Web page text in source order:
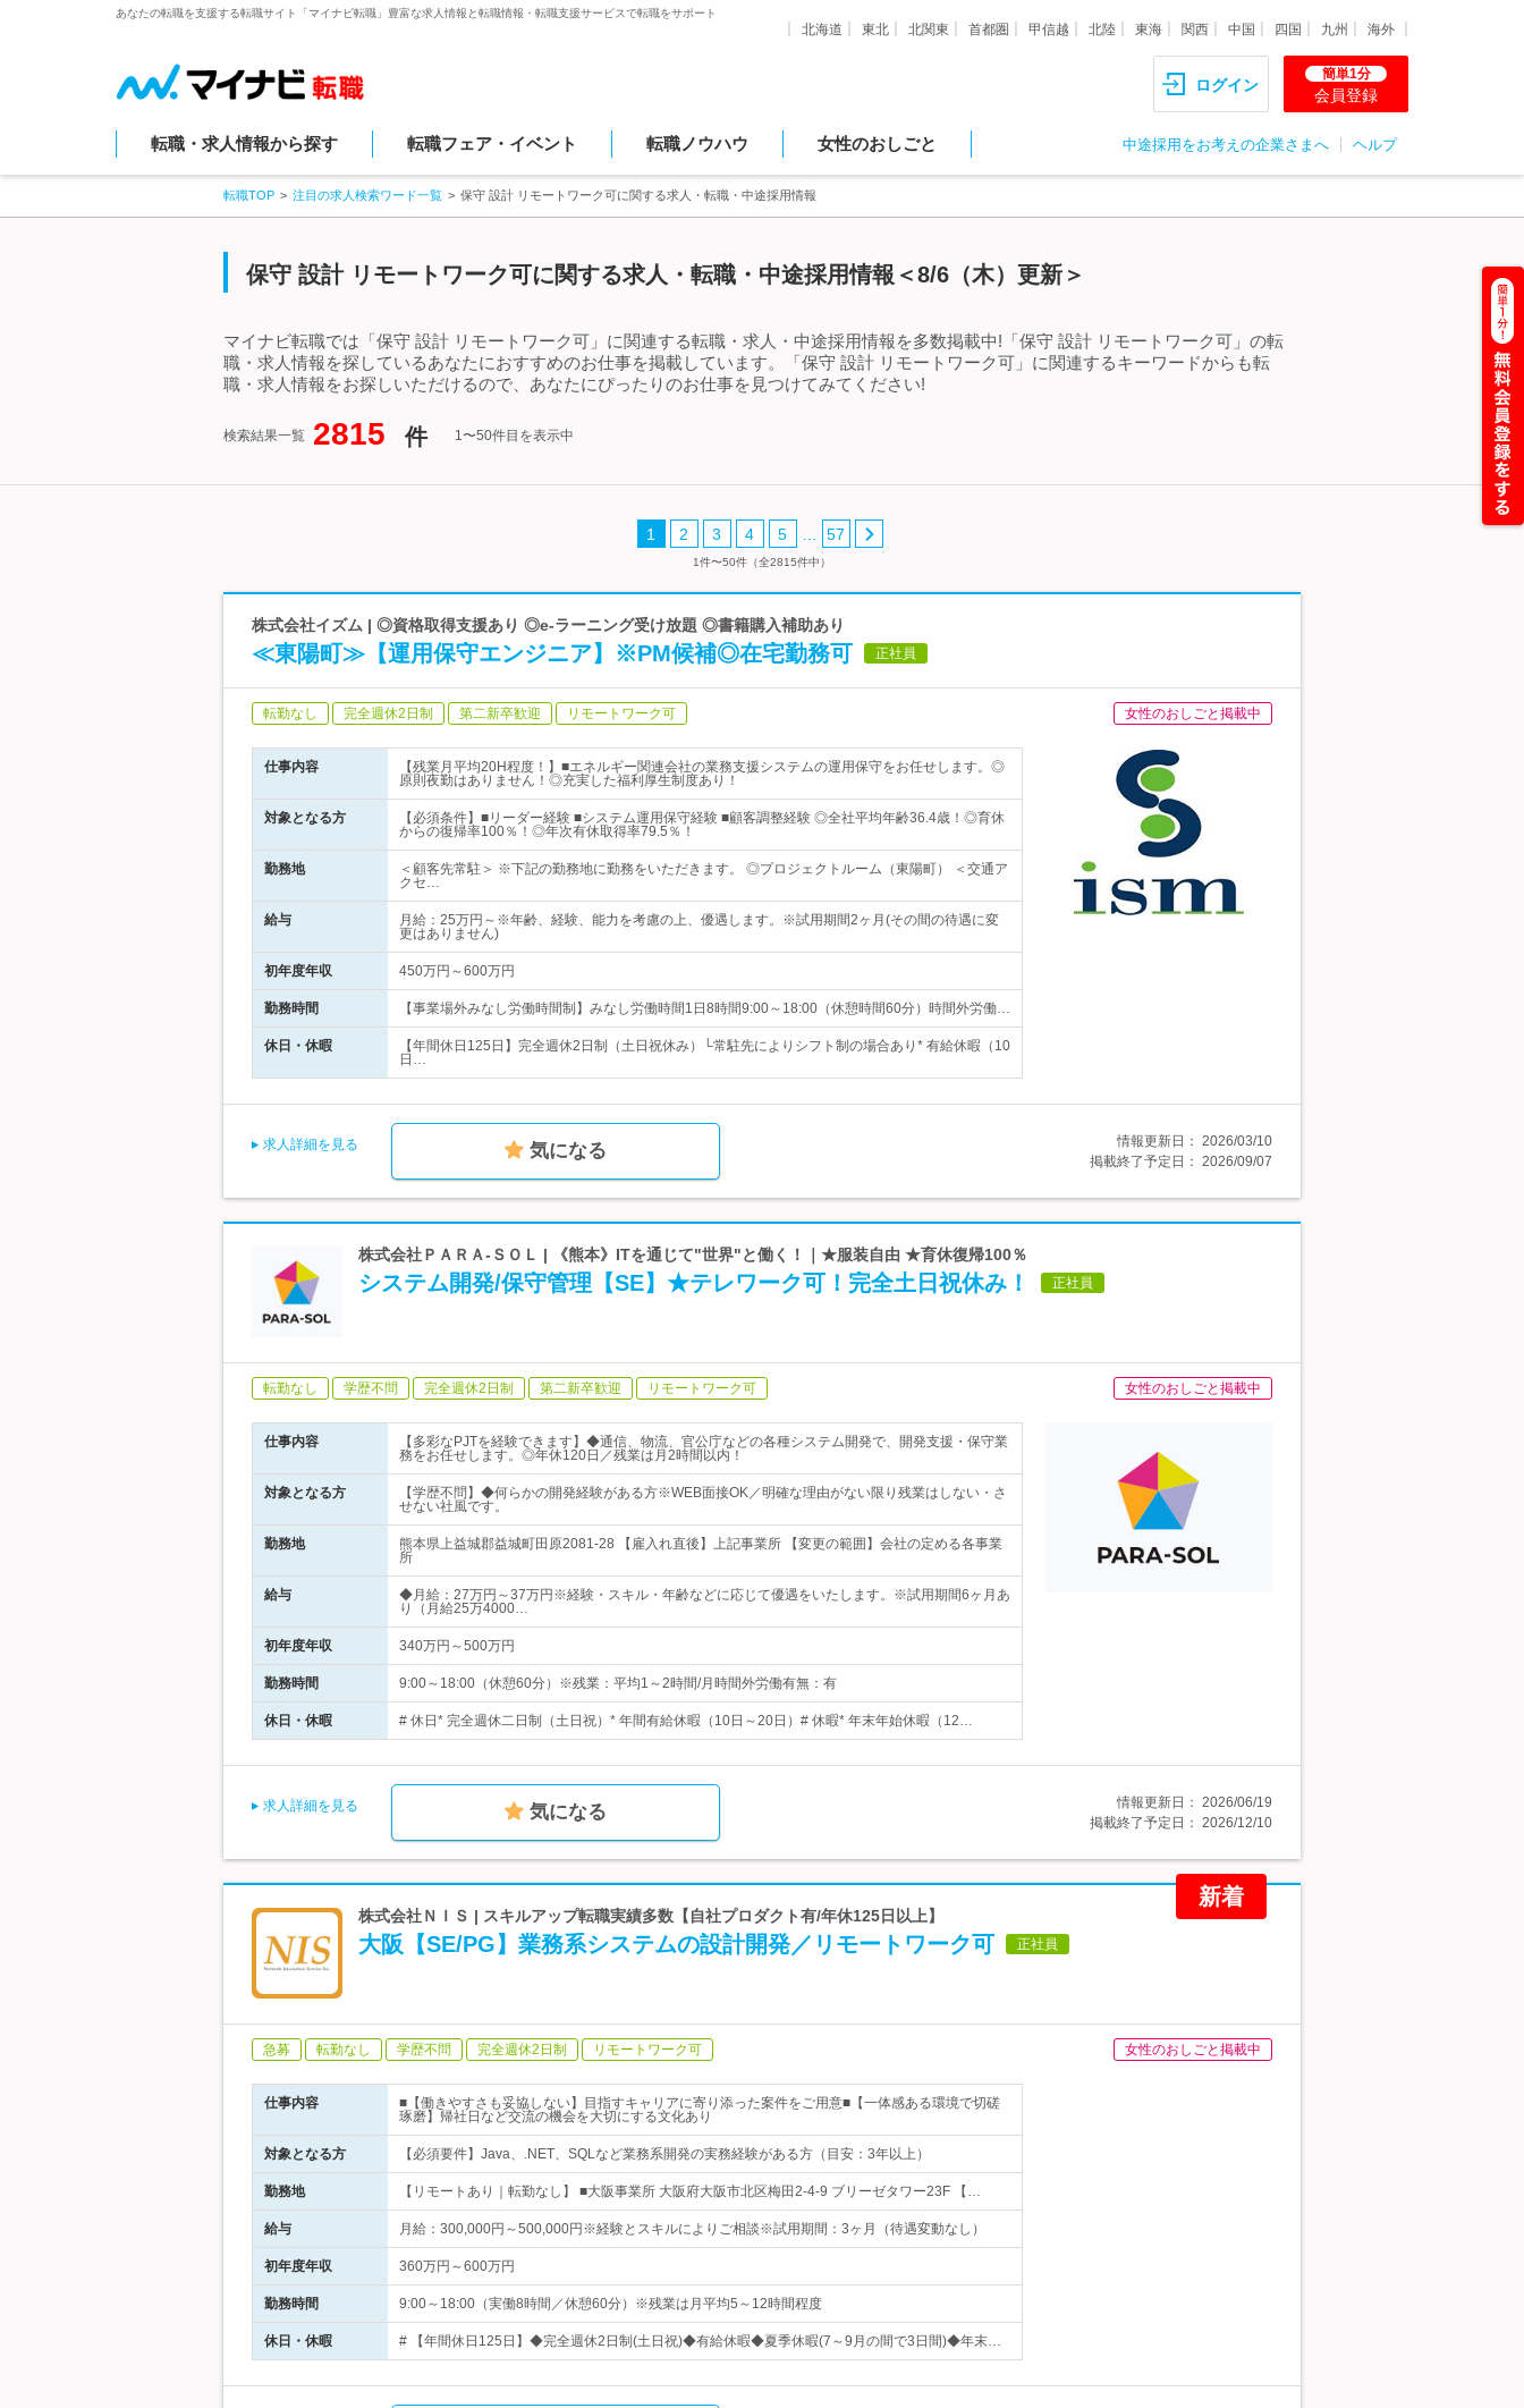
あなたの転職を支援する転職サイト「マイナビ転職」豊富な求人情報と転職情報・転職支援サービスで転職をサポート
北海道 東北 北関東 首都圏 甲信越 北陸 東海 関西 中国 四国 九州 海外
ログイン
簡単1分
会員登録
転職・求人情報から探す 転職フェア・イベント 転職ノウハウ 女性のおしごと 中途採用をお考えの企業さまへ ヘルプ
転職TOP 注目の求人検索ワード一覧 保守 設計 リモートワーク可に関する求人・転職・中途採用情報
保守 設計 リモートワーク可に関する求人・転職・中途採用情報＜8/6（木）更新＞
マイナビ転職では「保守 設計 リモートワーク可」に関連する転職・求人・中途採用情報を多数掲載中!「保守 設計 リモートワーク可」の転
職・求人情報を探しているあなたにおすすめのお仕事を掲載しています。「保守 設計 リモートワーク可」に関連するキーワードからも転
職・求人情報をお探しいただけるので、あなたにぴったりのお仕事を見つけてみてください!
検索結果一覧 2815 件 1〜50件目を表示中
1 2 3 4 5 57
1件〜50件（全2815件中）
株式会社イズム | ◎資格取得支援あり ◎e-ラーニング受け放題 ◎書籍購入補助あり
≪東陽町≫【運用保守エンジニア】※PM候補◎在宅勤務可 正社員
転勤なし 完全週休2日制 第二新卒歓迎 リモートワーク可 女性のおしごと掲載中
仕事内容
【残業月平均20H程度！】■エネルギー関連会社の業務支援システムの運用保守をお任せします。◎
原則夜勤はありません！◎充実した福利厚生制度あり！
対象となる方
【必須条件】■リーダー経験 ■システム運用保守経験 ■顧客調整経験 ◎全社平均年齢36.4歳！◎育休
からの復帰率100％！◎年次有休取得率79.5％！
勤務地
＜顧客先常駐＞ ※下記の勤務地に勤務をいただきます。 ◎プロジェクトルーム（東陽町） ＜交通ア
クセ…
給与
月給：25万円～※年齢、経験、能力を考慮の上、優遇します。※試用期間2ヶ月(その間の待遇に変
更はありません)
初年度年収 450万円～600万円
勤務時間 【事業場外みなし労働時間制】みなし労働時間1日8時間9:00～18:00（休憩時間60分）時間外労働…
休日・休暇
【年間休日125日】完全週休2日制（土日祝休み）└常駐先によりシフト制の場合あり* 有給休暇（10
日…
求人詳細を見る 気になる 情報更新日： 2026/03/10
掲載終了予定日： 2026/09/07
株式会社ＰＡＲＡ‐ＳＯＬ | 《熊本》ITを通じて"世界"と働く！｜★服装自由 ★育休復帰100％
システム開発/保守管理【SE】★テレワーク可！完全土日祝休み！ 正社員
転勤なし 学歴不問 完全週休2日制 第二新卒歓迎 リモートワーク可 女性のおしごと掲載中
仕事内容
【多彩なPJTを経験できます】◆通信、物流、官公庁などの各種システム開発で、開発支援・保守業
務をお任せします。◎年休120日／残業は月2時間以内！
対象となる方
【学歴不問】◆何らかの開発経験がある方※WEB面接OK／明確な理由がない限り残業はしない・さ
せない社風です。
勤務地
熊本県上益城郡益城町田原2081-28 【雇入れ直後】上記事業所 【変更の範囲】会社の定める各事業
所
給与
◆月給：27万円～37万円※経験・スキル・年齢などに応じて優遇をいたします。※試用期間6ヶ月あ
り（月給25万4000…
初年度年収 340万円～500万円
勤務時間 9:00～18:00（休憩60分）※残業：平均1～2時間/月時間外労働有無：有
休日・休暇 # 休日* 完全週休二日制（土日祝）* 年間有給休暇（10日～20日）# 休暇* 年末年始休暇（12…
求人詳細を見る 気になる 情報更新日： 2026/06/19
掲載終了予定日： 2026/12/10
新着
株式会社ＮＩＳ | スキルアップ転職実績多数【自社プロダクト有/年休125日以上】
大阪【SE/PG】業務系システムの設計開発／リモートワーク可 正社員
急募 転勤なし 学歴不問 完全週休2日制 リモートワーク可 女性のおしごと掲載中
仕事内容
■【働きやすさも妥協しない】目指すキャリアに寄り添った案件をご用意■【一体感ある環境で切磋
琢磨】帰社日など交流の機会を大切にする文化あり
対象となる方 【必須要件】Java、.NET、SQLなど業務系開発の実務経験がある方（目安：3年以上）
勤務地 【リモートあり｜転勤なし】 ■大阪事業所 大阪府大阪市北区梅田2-4-9 ブリーゼタワー23F 【…
給与 月給：300,000円～500,000円※経験とスキルによりご相談※試用期間：3ヶ月（待遇変動なし）
初年度年収 360万円～600万円
勤務時間 9:00～18:00（実働8時間／休憩60分）※残業は月平均5～12時間程度
休日・休暇 # 【年間休日125日】◆完全週休2日制(土日祝)◆有給休暇◆夏季休暇(7～9月の間で3日間)◆年末…